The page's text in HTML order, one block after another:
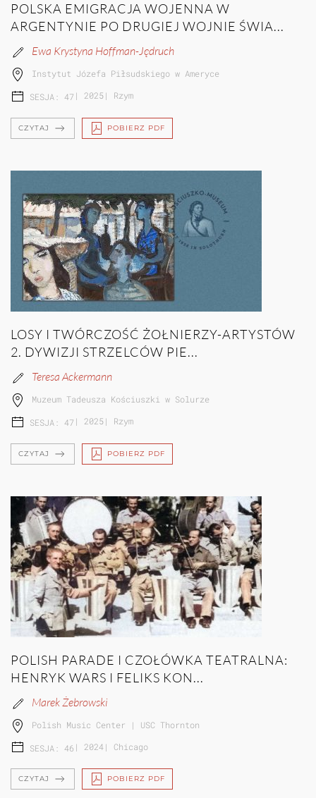
POLSKA EMIGRACJA WOJENNA W
ARGENTYNIE PO DRUGIEJ WOJNIE ŚWIA...
Ewa Krystyna Hoffman-Jędruch
Instytut Józefa Piłsudskiego w Ameryce
SESJA: 47 | 2025| Rzym
CZYTAJ POBIERZ PDF
LOSY I TWÓRCZOŚĆ ŻOŁNIERZY-ARTYSTÓW
2. DYWIZJI STRZELCÓW PIE...
Teresa Ackermann
Muzeum Tadeusza Kościuszki w Solurze
SESJA: 47 | 2025| Rzym
CZYTAJ POBIERZ PDF
POLISH PARADE I CZOŁÓWKA TEATRALNA:
HENRYK WARS I FELIKS KON...
Marek Żebrowski
Polish Music Center | USC Thornton
SESJA: 46 | 2024| Chicago
CZYTAJ POBIERZ PDF